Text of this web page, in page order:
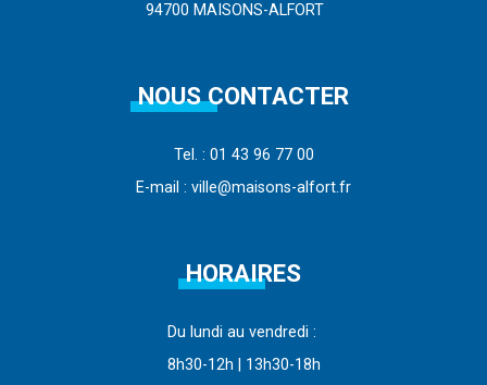
94700 MAISONS-ALFORT
NOUS CONTACTER
Tel. : 01 43 96 77 00
E-mail : ville@maisons-alfort.fr
HORAIRES
Du lundi au vendredi :
8h30-12h | 13h30-18h